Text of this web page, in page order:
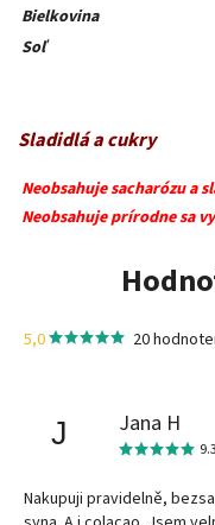
Bielkovina
Soľ
Sladidlá a cukry
Neobsahuje sacharózu a
Neobsahuje prírodne sa
5,0 20
J Jana H
Nakupuji pravidelně,